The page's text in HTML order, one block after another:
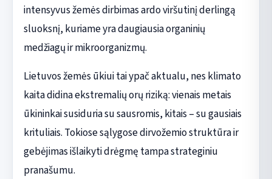
intensyvus žemės dirbimas ardo viršutinį derlingą
sluoksnį, kuriame yra daugiausia organinių
medžiagų ir mikroorganizmų.
Lietuvos žemės ūkiui tai ypač aktualu, nes klimato
kaita didina ekstremalių orų riziką: vienais metais
ūkininkai susiduria su sausromis, kitais – su gausiais
krituliais. Tokiose sąlygose dirvožemio struktūra ir
gebėjimas išlaikyti drėgmę tampa strateginiu
pranašumu.